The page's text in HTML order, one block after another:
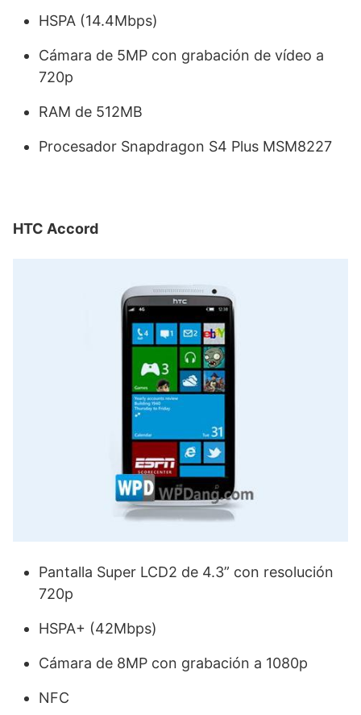
HSPA (14.4Mbps)
Cámara de 5MP con grabación de vídeo a
720p
RAM de 512MB
Procesador Snapdragon S4 Plus MSM8227
HTC Accord
Pantalla Super LCD2 de 4.3” con resolución
720p
HSPA+ (42Mbps)
Cámara de 8MP con grabación a 1080p
NFC